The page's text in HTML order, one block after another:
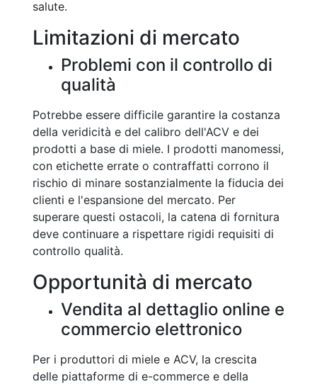
salute.
Limitazioni di mercato
Problemi con il controllo di
qualità
Potrebbe essere difficile garantire la costanza
della veridicità e del calibro dell'ACV e dei
prodotti a base di miele. I prodotti manomessi,
con etichette errate o contraffatti corrono il
rischio di minare sostanzialmente la fiducia dei
clienti e l'espansione del mercato. Per
superare questi ostacoli, la catena di fornitura
deve continuare a rispettare rigidi requisiti di
controllo qualità.
Opportunità di mercato
Vendita al dettaglio online e
commercio elettronico
Per i produttori di miele e ACV, la crescita
delle piattaforme di e-commerce e della